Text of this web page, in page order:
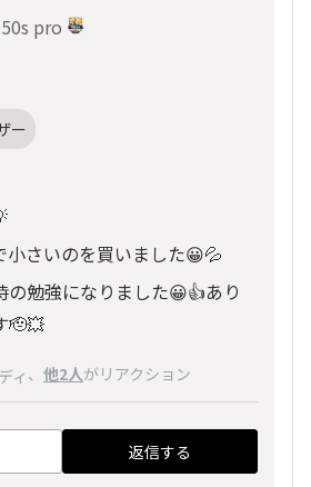
pro
ー
小さいのを買いました😀💦
の勉強になりました😀👍あり
🫡💥
ィ 、 他2人がリアクション
返信する